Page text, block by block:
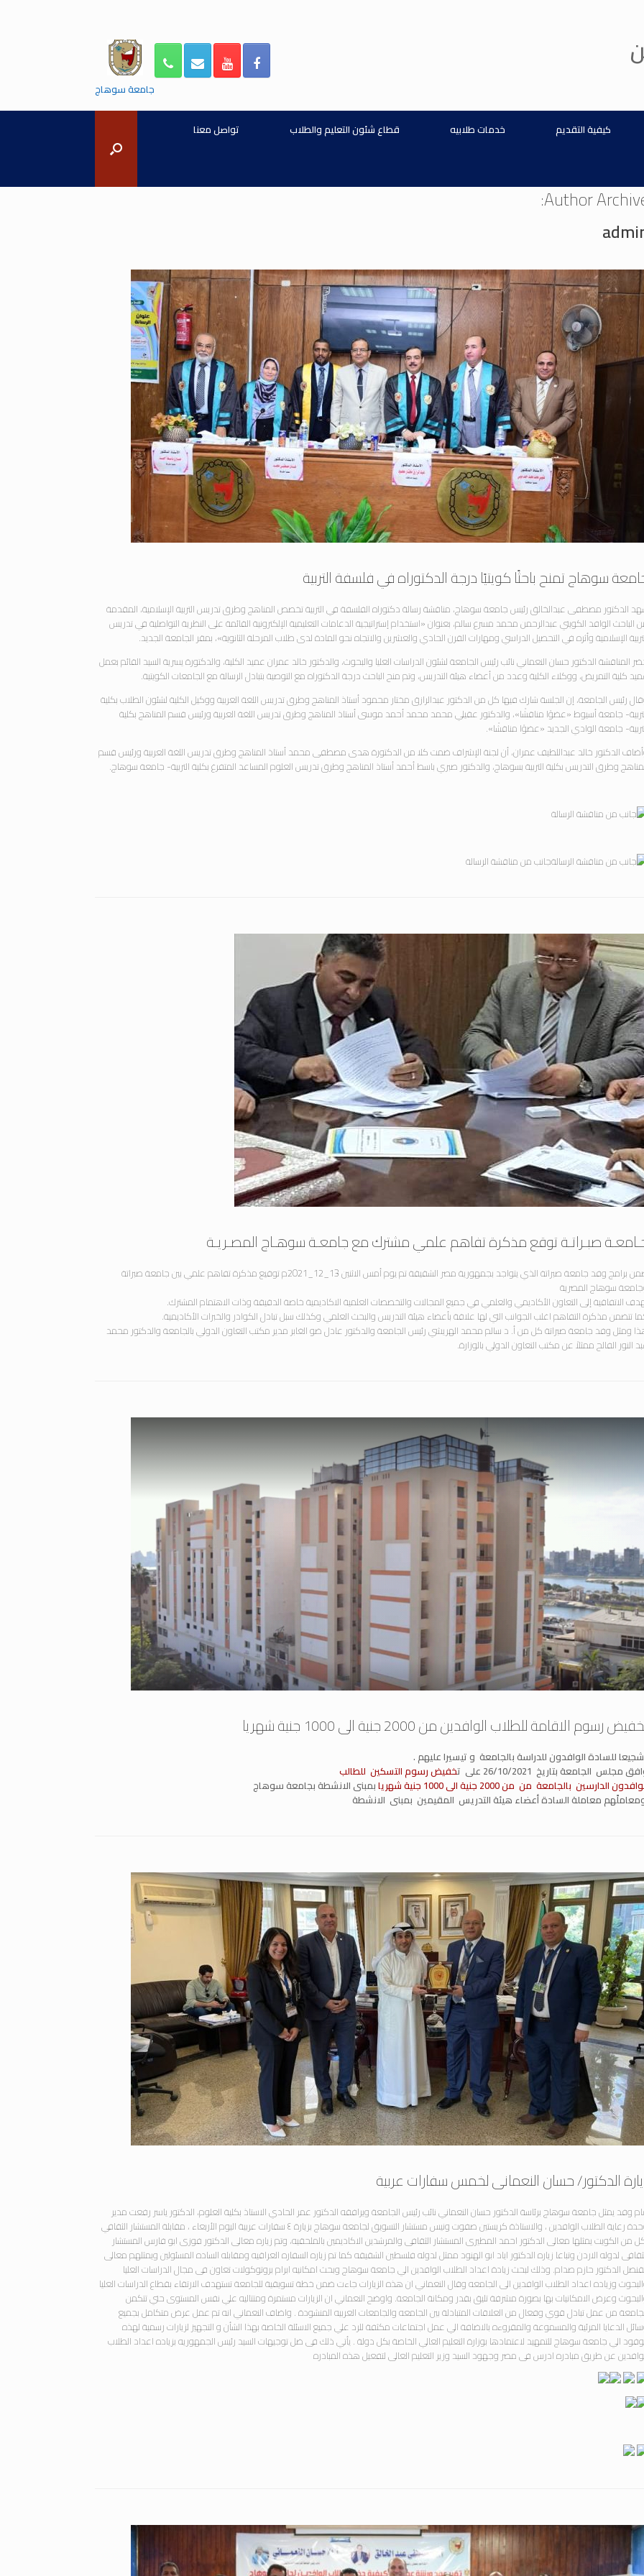
جامعة سوهاج
كيفية التقديم خدمات طلابيه قطاع شئون التعليم والطلاب تواصل معنا
Author
سوهاج تمنح باحثًا كويتيًا درجة الدكتوراه في فلسفة التربية
الدكتور مصطفى عبدالخالق رئيس جامعة سوهاج، مناقشة رسالة دكتوراه الفلسفة في التربية تخصص المناهج وطرق تدريس التربية الإسلامية، المقدمة
الباحث الوافد الكويتي عبدالرحمن محمد مسرع سالم، بعنوان «استخدام إستراتيجية الدعامات التعليمية الإلكترونية القائمة على النظرية التواصلية في تدريس
الإسلامية وأثره في التحصيل الدراسي ومهارات القرن الحادي والعشرين والاتجاه نحو المادة لدى طلاب المرحلة الثانوية»، بمقر الجامعة الجديد.
المناقشة الدكتور حسان النعماني نائب رئيس الجامعة لشئون الدراسات العليا والبحوث، والدكتور خالد عمران عميد الكلية، والدكتورة يسرية السيد القائم بعمل
كلية التمريض، ووكلاء الكلية وعدد من أعضاء هيئة التدريس، وتم منح الباحث درجة الدكتوراه مع التوصية بتبادل الرسالة مع الجامعات الكويتية.
رئيس الجامعة، إن الجلسة شارك فيها كل من الدكتور عبدالرازق مختار محمود أستاذ المناهج وطرق تدريس اللغة العربية ووكيل الكلية لشئون الطلاب بكلية
جامعة أسيوط «عضوًا مناقشًا»، والدكتور عقيلي محمد محمد أحمد موسى أستاذ المناهج وطرق تدريس اللغة العربية ورئيس قسم المناهج بكلية
جامعة الوادي الجديد «عضوًا مناقشًا».
الدكتور خالد عبداللطيف عمران، أن لجنة الإشراف ضمت كلا من الدكتورة هدى مصطفى محمد أستاذ المناهج وطرق تدريس اللغة العربية ورئيس قسم
وطرق التدريس بكلية التربية بسوهاج، والدكتور صبري باسط أحمد أستاذ المناهج وطرق تدريس العلوم المساعد المتفرغ بكلية التربية- جامعة سوهاج.
جانب من مناقشة الرسالة
صبـراتـة توقع مذكرة تفاهم علمي مشترك مع جامعـة سوهـاج المصـريـة
ضمن برامج وفد جامعة صبراتة الذي يتواجد بجمهورية مصر الشقيقة تم يوم أمس الاثنين 13_12_2021م توقيع مذكرة تفاهم علمي بين جامعة صبراتة
سوهاج المصرية
الاتفاقية إلى التعاون الأكاديمي والعلمي في جميع المجالات والتخصصات العلمية الاكاديمية خاصة الدقيقة وذات الاهتمام المشترك.
تتضمن مذكرة التفاهم اغلب الجوانب التي لها علاقة بأعضاء هيئة التدريس والبحث العلمي وكذلك سبل تبادل الكوادر والخبرات الأكاديمية.
ومثل وفد جامعة صبراتة كل من أ. د سالم محمد الهريشي رئيس الجامعة والدكتور عادل ضو الغابر مدير مكتب التعاون الدولي بالجامعة والدكتور محمد
النور الفالح ممثلاً عن مكتب التعاون الدولي بالوزارة.
رسوم الاقامة للطلاب الوافدين من 2000 جنية الى 1000 جنية شهريا
للسادة الوافدون للدراسة بالجامعة و تيسيرا عليهم .
مجلس الجامعة بتاريخ 26/10/2021 على ت
خفيض رسوم التسكين للطالب
الدارسين بالجامعة من من 2000 جنية الى 1000 جنية شهريا
بمبنى الانشطة بجامعة سوهاج
معاملة السادة أعضاء هيئة التدريس المقيمين بمبنى الانشطة
الدكتور/ حسان النعمانى لخمس سفارات عربية
وفد يمثل جامعة سوهاج برئاسة الدكتور حسان النعماني نائب رئيس الجامعة ويرافقه الدكتور عمر الحادي الاستاذ بكلية العلوم، الدكتور ياسر رفعت مدير
وحدة رعاية الطلاب الوافدين ، والاستاذة كريستين صفوت ونيس مستشار التسويق لجامعة سوهاج بزيارة ٤ سفارات عربية اليوم الأربعاء ، مقابلة المستشار الثقافي
من الكويت يمثلها معالى الدكتور احمد المطيرى المستشار الثقافى والمرشدين الاكاديمين بالملحقيه، وتم زياره معالى الدكتور فوزى ابو فارس المستشار
لدوله الاردن وتباعا زياره الدكتور اياد ابو الهنود ممثل لدوله فلسطين الشقيقه كما تم زياره السفاره العراقيه ومقابله الساده المسئولين ويمثلهم معالى
الدكتور حازم صدام. وذلك لبحث زيادة اعداد الطلاب الوافدين الي جامعة سوهاج وبحث امكانيه ابرام بروتوكولات تعاون فى مجال الدراسات العليا
وزياده اعداد الطلاب الوافدين الى الجامعه وقال النعماني ان هذه الزيارات جاءت ضمن خطة تسويقية للجامعة تستهدف الارتقاء بقطاع الدراسات العليا
وعرض الامكانيات بها بصورة مشرفة تليق بقدر ومكانة الجامعة. واوضح النعماني ان الزيارات مستمرة ومتتاليه علي نفس المستوى حتي تتكمن
من عمل تبادل قوي وفعال من العلاقات المتبادلة بين الجامعه والجامعات العربيه المنشودة . واضاف النعماني انه تم عمل عرض متكامل بجميع
الدعايا المرئية والمسموعة والمقروءه بالاضافة الي عمل اجتماعات مكثفة للرد علي جميع الاسئلة الخاصة بهذا الشأن و التجهيز لزيارات رسمية لهذه
الي جامعة سوهاج للتمهيد لاعتمادها بوزارة التعليم العالي الخاصة بكل دولة . يأتي ذلك فى ضل توجيهات السيد رئيس الجمهوريه بزياده اعداد الطلاب
عن طريق مبادره ادرس فى مصر وجهود السيد وزير التعليم العالى لتفعيل هذه المبادره